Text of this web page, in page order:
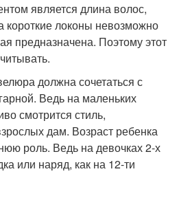
является длина волос,
короткие локоны невозможно
предназначена. Поэтому этот
должна сочетаться с
Ведь на маленьких
смотрится стиль,
дам. Возраст ребенка
роль. Ведь на девочках 2-х
или наряд, как на 12-ти